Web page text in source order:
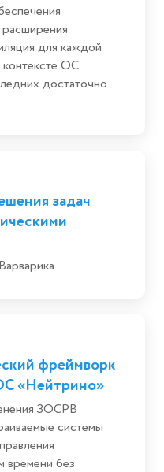
для каждой
контексте ОС
достаточно
задач
фреймворк
«Нейтрино»
ЗОСРВ
системы
времени без